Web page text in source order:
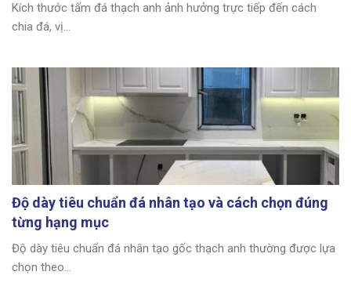
Kích thước tấm đá thạch anh ảnh hưởng trực tiếp đến cách
chia đá, vị...
Độ dày tiêu chuẩn đá nhân tạo và cách chọn đúng
từng hạng mục
Độ dày tiêu chuẩn đá nhân tạo gốc thạch anh thường được lựa
chọn theo...